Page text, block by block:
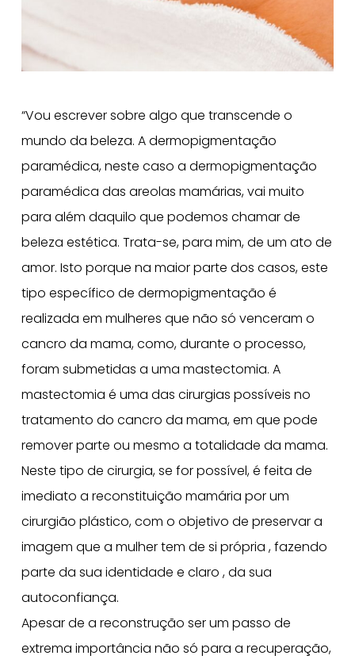
“Vou escrever sobre algo que transcende o
mundo da beleza. A dermopigmentação
paramédica, neste caso a dermopigmentação
paramédica das areolas mamárias, vai muito
para além daquilo que podemos chamar de
beleza estética. Trata-se, para mim, de um ato de
amor. Isto porque na maior parte dos casos, este
tipo específico de dermopigmentação é
realizada em mulheres que não só venceram o
cancro da mama, como, durante o processo,
foram submetidas a uma mastectomia. A
mastectomia é uma das cirurgias possíveis no
tratamento do cancro da mama, em que pode
remover parte ou mesmo a totalidade da mama.
Neste tipo de cirurgia, se for possível, é feita de
imediato a reconstituição mamária por um
cirurgião plástico, com o objetivo de preservar a
imagem que a mulher tem de si própria , fazendo
parte da sua identidade e claro , da sua
autoconfiança.
Apesar de a reconstrução ser um passo de
extrema importância não só para a recuperação,